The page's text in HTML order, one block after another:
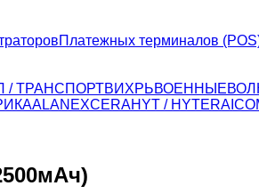
Платежных терминалов
/ ТРАНСПОРТВИХРЬВОЕННЫЕ
ALAN EXCERAHYT / HYTERA